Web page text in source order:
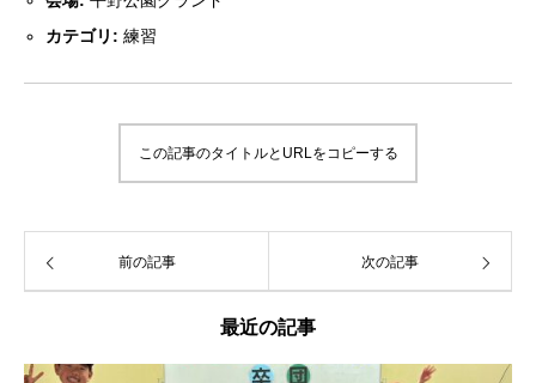
カテゴリ: 練習
この記事のタイトルとURLをコピーする
前の記事 次の記事
最近の記事